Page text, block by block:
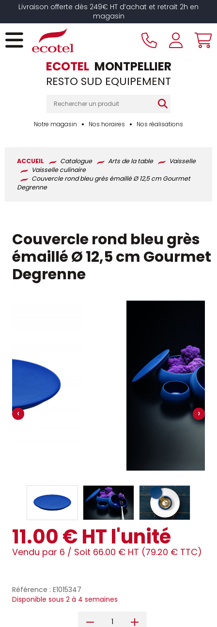
Livraison offerte dès 249€ HT d’achat et retrait 2h en
magasin
ECOTEL MONTPELLIER
RESTO SUD EQUIPEMENT
Notre magasin Nos horaires Nos réalisations
ACCUEIL Catalogue Arts de la table
Vaisselle
Vaisselle culinaire
Couvercle rond bleu grès émaillé Ø 12,5 cm Gourmet
Degrenne
Couvercle rond bleu grès
émaillé Ø 12,5 cm Gourmet
Degrenne
‹ ›
11.00 € HT l'unité
Vendu par 6 / Soit 66.00 € HT (79.20 € TTC)
Référence : E1015347
Disponible sous 2 à 4 semaines
Panneau de gestion des cookies